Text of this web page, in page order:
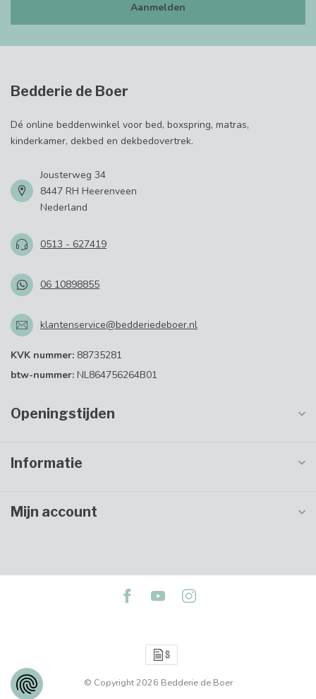
Aanmelden
Bedderie de Boer
Dé online beddenwinkel voor bed, boxspring, matras,
kinderkamer, dekbed en dekbedovertrek.
Jousterweg 34
8447 RH Heerenveen
Nederland
0513 - 627419
06 10898855
klantenservice@bedderiedeboer.nl
KVK nummer: 88735281
btw-nummer: NL864756264B01
Openingstijden
Informatie
Mijn account
© Copyright 2026 Bedderie de Boer